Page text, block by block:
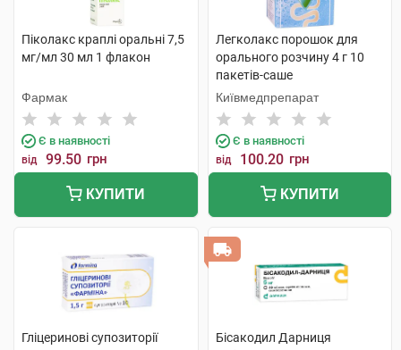
Піколакс краплі оральні 7,5
мг/мл 30 мл 1 флакон
Фармак
Є в наявності
від 99.50 грн
КУПИТИ
Легколакс порошок для
орального розчину 4 г 10
пакетів-саше
Київмедпрепарат
Є в наявності
від 100.20 грн
КУПИТИ
Гліцеринові супозиторії
Бісакодил Дарниця